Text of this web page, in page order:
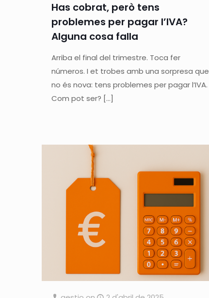
Has cobrat, però tens
problemes per pagar l’IVA?
Alguna cosa falla
Arriba el final del trimestre. Toca fer
números. I et trobes amb una sorpresa que
no és nova: tens problemes per pagar l’IVA.
Com pot ser? […]